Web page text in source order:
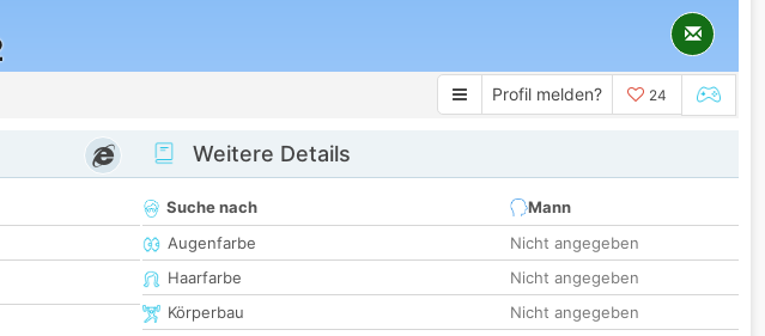
Profil melden? 24
Weitere Details
Suche nach
Mann
Augenfarbe
Nicht angegeben
Haarfarbe
Nicht angegeben
Körperbau
Nicht angegeben